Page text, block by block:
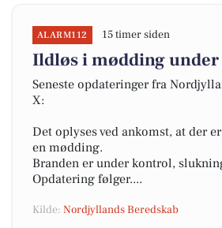
ALARM112 15 timer siden
Ildløs i mødding
Seneste opdateringer fra
X:
Det oplyses ved ankomst, at der
en mødding.
Branden er under kontrol,
Opdatering følger....
Kilde: Nordjyllands Beredskab